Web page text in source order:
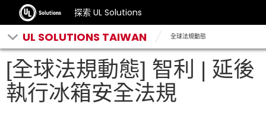
探索 UL Solutions
UL SOLUTIONS TAIWAN 全球法規動態
[全球法規動態] 智利 | 延後
執行冰箱安全法規